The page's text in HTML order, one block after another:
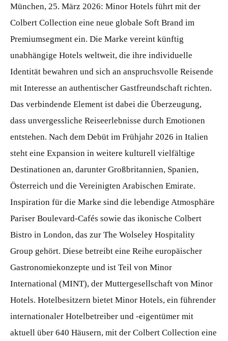
München, 25. März 2026: Minor Hotels führt mit der
Colbert Collection eine neue globale Soft Brand im
Premiumsegment ein. Die Marke vereint künftig
unabhängige Hotels weltweit, die ihre individuelle
Identität bewahren und sich an anspruchsvolle Reisende
mit Interesse an authentischer Gastfreundschaft richten.
Das verbindende Element ist dabei die Überzeugung,
dass unvergessliche Reiseerlebnisse durch Emotionen
entstehen. Nach dem Debüt im Frühjahr 2026 in Italien
steht eine Expansion in weitere kulturell vielfältige
Destinationen an, darunter Großbritannien, Spanien,
Österreich und die Vereinigten Arabischen Emirate.
Inspiration für die Marke sind die lebendige Atmosphäre
Pariser Boulevard-Cafés sowie das ikonische Colbert
Bistro in London, das zur The Wolseley Hospitality
Group gehört. Diese betreibt eine Reihe europäischer
Gastronomiekonzepte und ist Teil von Minor
International (MINT), der Muttergesellschaft von Minor
Hotels. Hotelbesitzern bietet Minor Hotels, ein führender
internationaler Hotelbetreiber und -eigentümer mit
aktuell über 640 Häusern, mit der Colbert Collection eine